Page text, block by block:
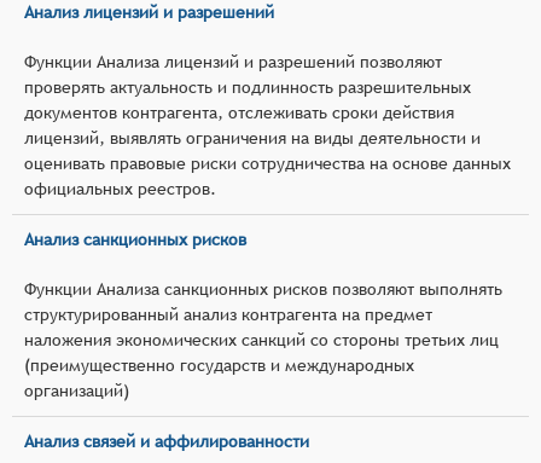
Анализ лицензий и разрешений
Функции Анализа лицензий и разрешений позволяют
проверять актуальность и подлинность разрешительных
документов контрагента, отслеживать сроки действия
лицензий, выявлять ограничения на виды деятельности и
оценивать правовые риски сотрудничества на основе данных
официальных реестров.
Анализ санкционных рисков
Функции Анализа санкционных рисков позволяют выполнять
структурированный анализ контрагента на предмет
наложения экономических санкций со стороны третьих лиц
(преимущественно государств и международных
организаций)
Анализ связей и аффилированности